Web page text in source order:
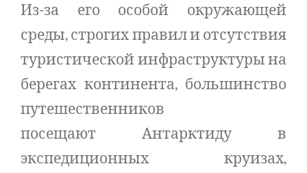
Из-за его особой окружающей
среды, строгих правил и отсутствия
туристической инфраструктуры на
берегах континента, большинство
путешественников
посещают Антарктиду в
экспедиционных круизах,